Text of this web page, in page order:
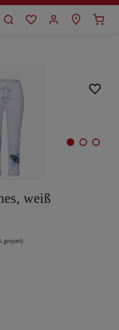
weiß
gespart)